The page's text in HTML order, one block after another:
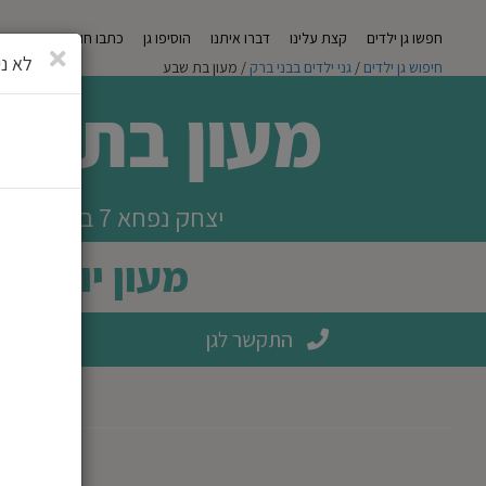
חפשו גן ילדים קצת עלינו דברו איתנו הוסיפו גן כתבו חוות דעת
חיפוש גן ילדים / גני ילדים בבני ברק / מעון בת שבע
מעון בת
יצחק נפחא 7 בני ברק
מעון יום
התקשר לגן
סגירה
לא